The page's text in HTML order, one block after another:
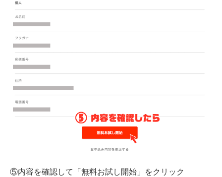
⑤内容を確認して「無料お試し開始」をクリック